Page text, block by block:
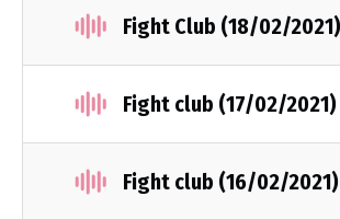
Fight Club (18/02/2021)
Fight club (17/02/2021)
Fight club (16/02/2021)